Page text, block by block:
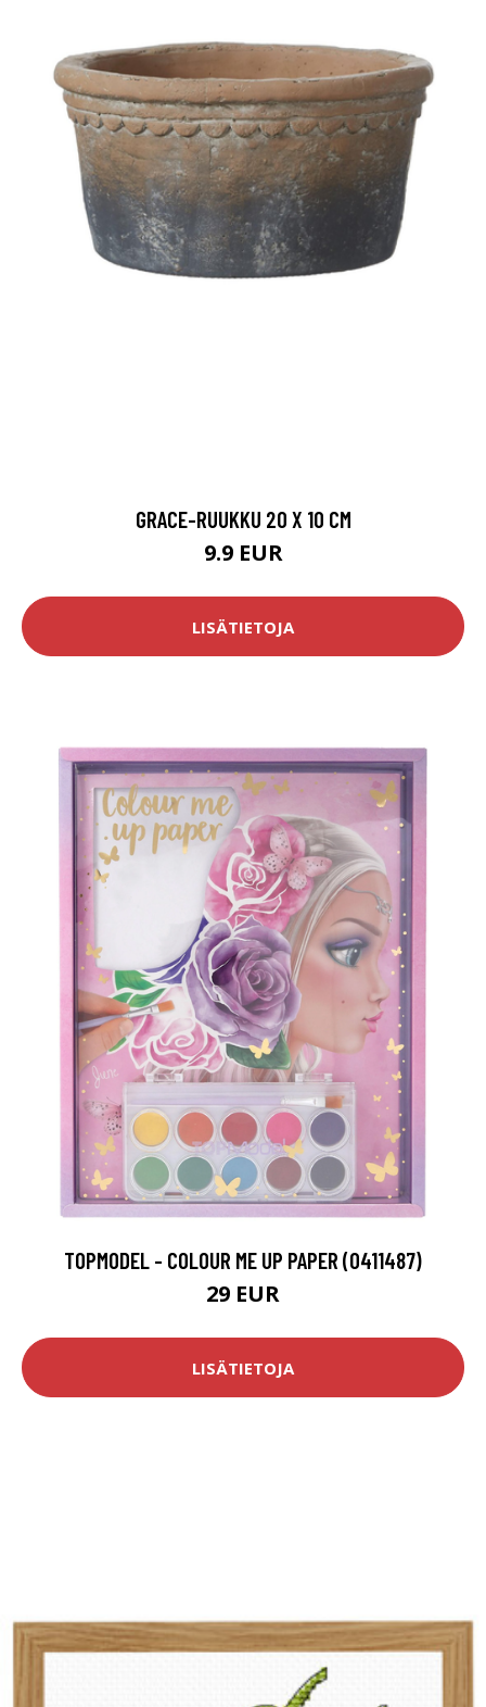
GRACE-RUUKKU 20 X 10 CM
9.9 EUR
LISÄTIETOJA
TOPMODEL - COLOUR ME UP PAPER (0411487)
29 EUR
LISÄTIETOJA